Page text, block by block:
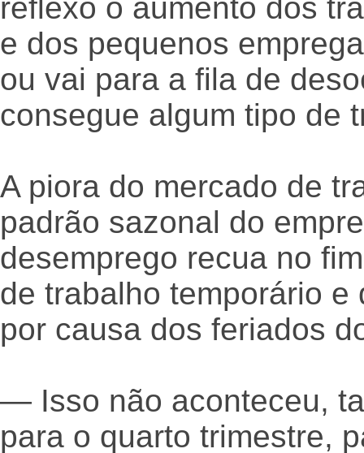
reflexo o aumento dos
e dos pequenos
ou vai para a fila de
consegue algum tipo de
A piora do mercado de
padrão sazonal do
desemprego recua no
de trabalho temporário
por causa dos feriados
— Isso não aconteceu,
para o quarto trimestre,